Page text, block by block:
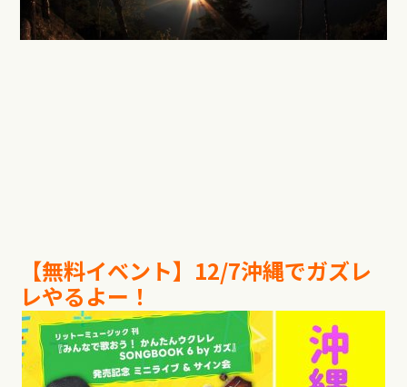
【無料イベント】 12/7沖縄でガズレ
レやるよー！